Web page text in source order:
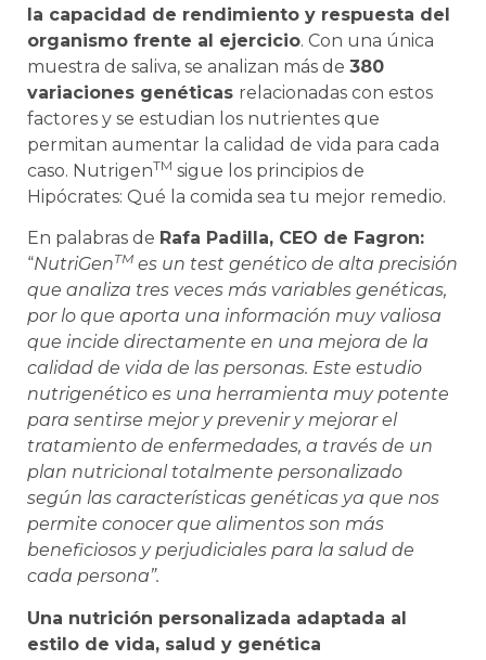
la capacidad de rendimiento y respuesta del
organismo frente al ejercicio. Con una única
muestra de saliva, se analizan más de 380
variaciones genéticas relacionadas con estos
factores y se estudian los nutrientes que
permitan aumentar la calidad de vida para cada
caso. NutrigenTM sigue los principios de
Hipócrates: Qué la comida sea tu mejor remedio.
En palabras de Rafa Padilla, CEO de Fagron:
“NutriGenTM es un test genético de alta precisión
que analiza tres veces más variables genéticas,
por lo que aporta una información muy valiosa
que incide directamente en una mejora de la
calidad de vida de las personas. Este estudio
nutrigenético es una herramienta muy potente
para sentirse mejor y prevenir y mejorar el
tratamiento de enfermedades, a través de un
plan nutricional totalmente personalizado
según las características genéticas ya que nos
permite conocer que alimentos son más
beneficiosos y perjudiciales para la salud de
cada persona”.
Una nutrición personalizada adaptada al
estilo de vida, salud y genética